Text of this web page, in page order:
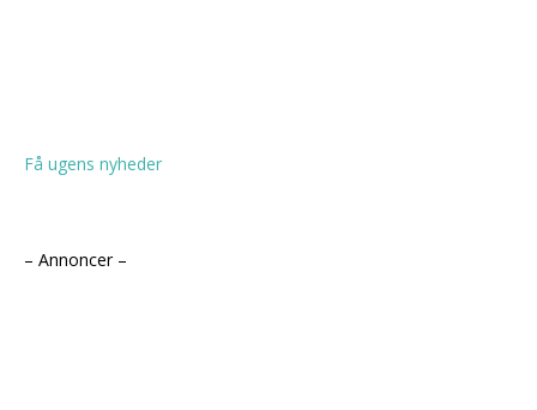
Få ugens nyheder
– Annoncer –